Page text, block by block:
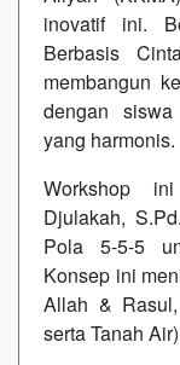
inovatif ini.
Berbasis
membangun
dengan
yang harmonis.
Workshop
Djulakah,
Pola 5-5-5
Konsep ini
Allah &
serta Tanah